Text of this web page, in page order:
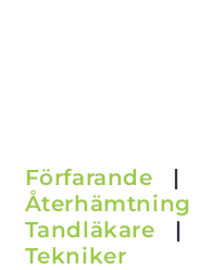
Förfarande |
Återhämtning
Tandläkare
|
Tekniker